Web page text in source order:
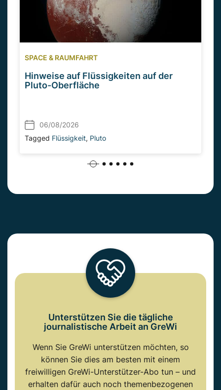
SPACE & RAUMFAHRT
Hinweise auf Flüssigkeiten auf der
Pluto-Oberfläche
06/08/2026
Tagged Flüssigkeit, Pluto
Unterstützen Sie die tägliche
journalistische Arbeit an GreWi
Wenn Sie GreWi unterstützen möchten, so
können Sie dies am besten mit einem
freiwilligen GreWi-Unterstützer-Abo tun – und
erhalten dafür auch noch themenbezogenen